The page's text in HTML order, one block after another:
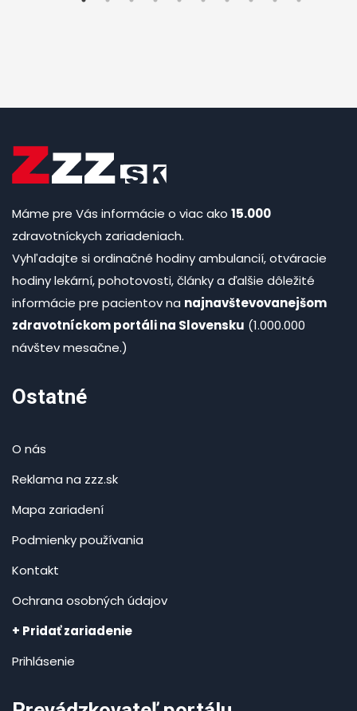
Máme pre Vás informácie o viac ako 15.000
zdravotníckych zariadeniach.
Vyhľadajte si ordinačné hodiny ambulancií, otváracie
hodiny lekární, pohotovosti, články a ďalšie dôležité
informácie pre pacientov na najnavštevovanejšom
zdravotníckom portáli na Slovensku (1.000.000
návštev mesačne.)
Ostatné
O nás
Reklama na zzz.sk
Mapa zariadení
Podmienky používania
Kontakt
Ochrana osobných údajov
+ Pridať zariadenie
Prihlásenie